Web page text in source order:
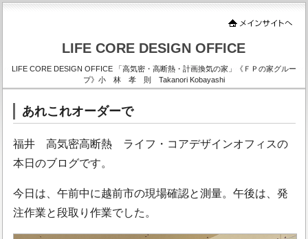
LIFE CORE DESIGN OFFICE
LIFE CORE DESIGN OFFICE 「高気密・高断熱・計画換気の家」《ＦＰの家グルー
プ》小 林 孝 則 Takanori Kobayashi
あれこれオーダーで
福井 高気密高断熱 ライフ・コアデザインオフィスの
本日のブログです。
今日は、午前中に越前市の現場確認と測量。午後は、発
注作業と段取り作業でした。